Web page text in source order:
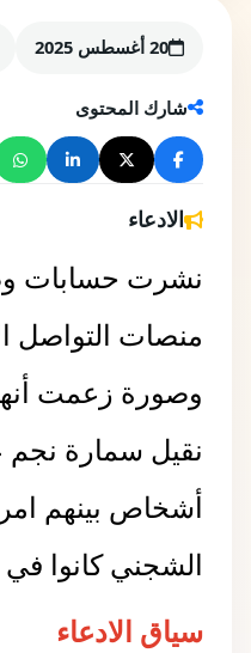
20 أغسطس 2025
شارك المحتوى
الادعاء
نشرت حسابات
منصات التواصل
وصورة زعمت
نقيل سمارة نجم
أشخاص بينهم
الشجني كانوا
سياق الادعاء